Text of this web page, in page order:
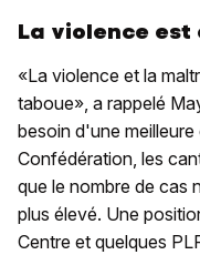
La violence
«La violence et la
taboue», a rappelé
besoin d'une
Confédération, les
que le nombre de cas
plus élevé. Une
Centre et quelques